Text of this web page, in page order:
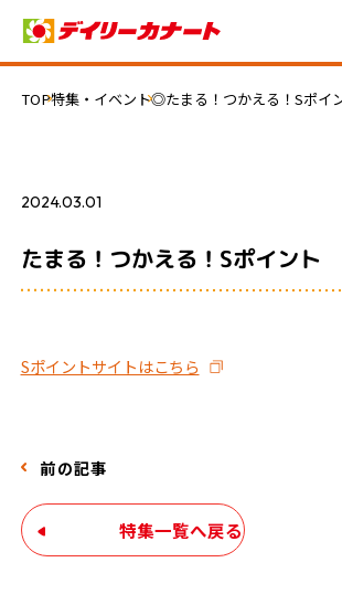
TOP特集・イベント◎たまる！つかえる！Sポイ
2024.03.01
たまる！つかえる！Sポイント
Sポイントサイトはこちら
前の記事
特集一覧へ戻る